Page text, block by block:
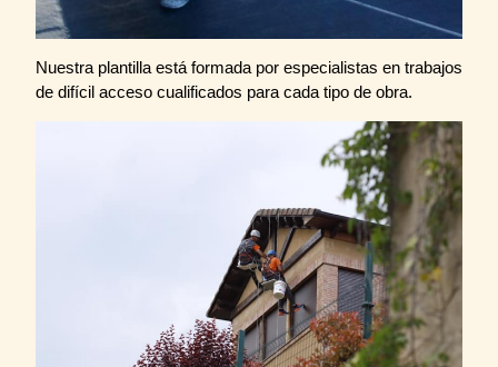
Nuestra plantilla está formada por especialistas en trabajos
de difícil acceso cualificados para cada tipo de obra.